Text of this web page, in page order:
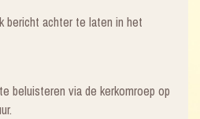
bericht achter te laten in het
beluisteren via de kerkomroep op